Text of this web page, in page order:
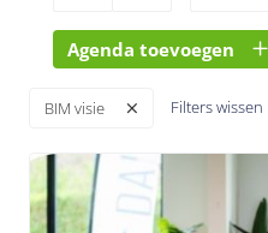
Agenda toevoegen
BIM visie Filters wissen